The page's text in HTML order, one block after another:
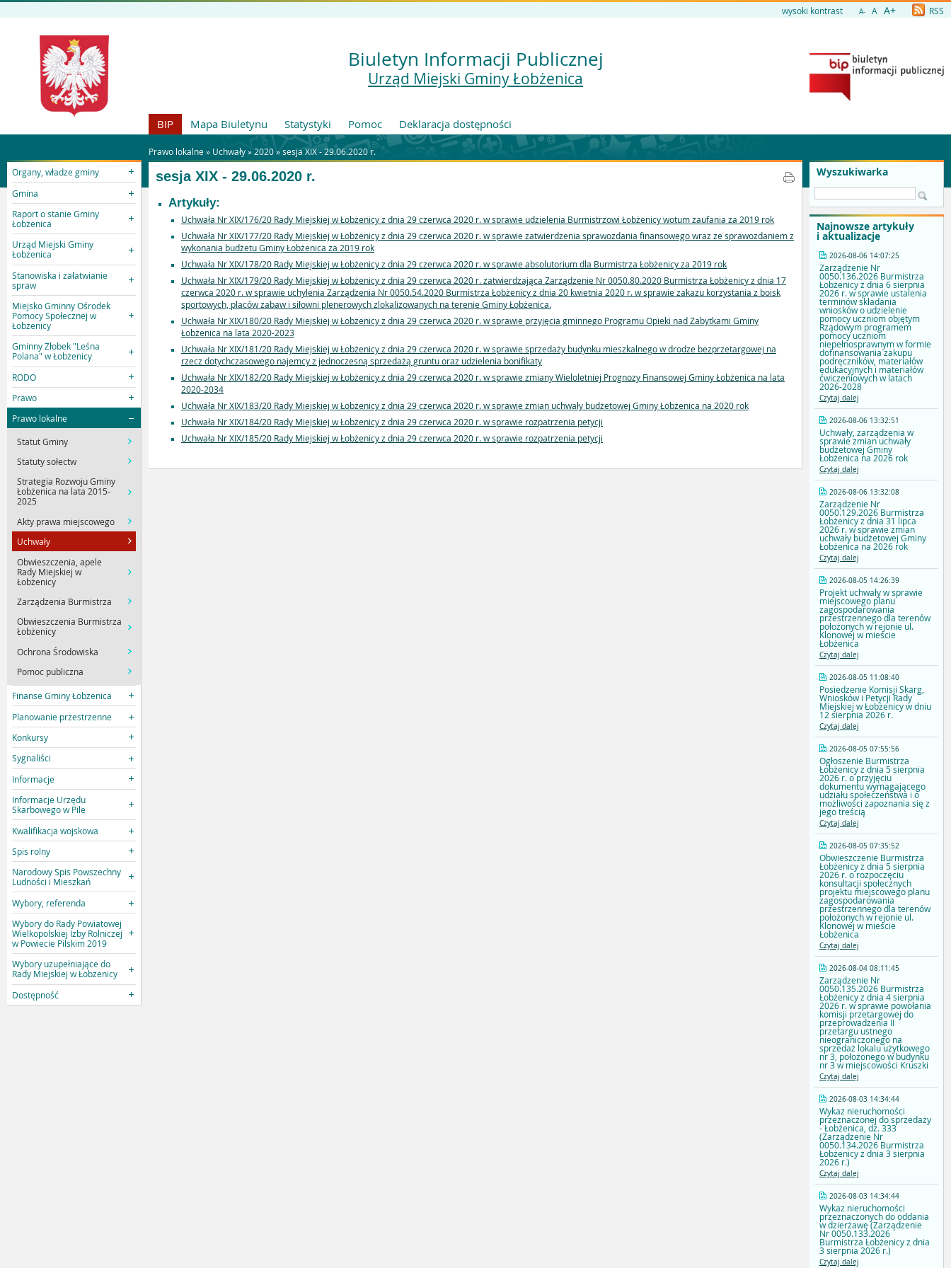
wysoki kontrast A- A A+ RSS
Biuletyn Informacji Publicznej
Urząd Miejski Gminy Łobżenica
BIP Mapa Biuletynu Statystyki Pomoc Deklaracja dostępności
Prawo lokalne » Uchwały» 2020»sesja XIX - 29.06.2020 r.
Organy, władze gminy
Gmina
Raport o stanie Gminy
Łobżenica
Urząd Miejski Gminy
Łobżenica
Stanowiska i załatwianie
spraw
Miejsko Gminny Ośrodek
Pomocy Społecznej w
Łobżenicy
Gminny Żłobek "Leśna
Polana" w Łobżenicy
RODO
Prawo
Prawo lokalne
Statut Gminy
Statuty sołectw
Strategia Rozwoju Gminy
Łobżenica na lata 2015-
2025
Akty prawa miejscowego
Uchwały
Obwieszczenia, apele
Rady Miejskiej w
Łobżenicy
Zarządzenia Burmistrza
Obwieszczenia Burmistrza
Łobżenicy
Ochrona Środowiska
Pomoc publiczna
Finanse Gminy Łobżenica
Planowanie przestrzenne
Konkursy
Sygnaliści
Informacje
Informacje Urzędu
Skarbowego w Pile
Kwalifikacja wojskowa
Spis rolny
Narodowy Spis Powszechny
Ludności i Mieszkań
Wybory, referenda
Wybory do Rady Powiatowej
Wielkopolskiej Izby Rolniczej
w Powiecie Pilskim 2019
Wybory uzupełniające do
Rady Miejskiej w Łobżenicy
Dostępność
Wyszukiwarka
Najnowsze artykuły
i aktualizacje
2026-08-06 14:07:25
Zarządzenie Nr
0050.136.2026 Burmistrza
Łobżenicy z dnia 6 sierpnia
2026 r. w sprawie ustalenia
terminów składania
wniosków o udzielenie
pomocy uczniom objętym
Rządowym programem
pomocy uczniom
niepełnosprawnym w formie
dofinansowania zakupu
podręczników, materiałów
edukacyjnych i materiałów
ćwiczeniowych w latach
2026-2028
Czytaj dalej
2026-08-06 13:32:51
Uchwały, zarządzenia w
sprawie zmian uchwały
budżetowej Gminy
Łobżenica na 2026 rok
Czytaj dalej
2026-08-06 13:32:08
Zarządzenie Nr
0050.129.2026 Burmistrza
Łobżenicy z dnia 31 lipca
2026 r. w sprawie zmian
uchwały budżetowej Gminy
Łobżenica na 2026 rok
Czytaj dalej
2026-08-05 14:26:39
Projekt uchwały w sprawie
miejscowego planu
zagospodarowania
przestrzennego dla terenów
położonych w rejonie ul.
Klonowej w mieście
Łobżenica
Czytaj dalej
2026-08-05 11:08:40
Posiedzenie Komisji Skarg,
Wniosków i Petycji Rady
Miejskiej w Łobżenicy w dniu
12 sierpnia 2026 r.
Czytaj dalej
2026-08-05 07:55:56
Ogłoszenie Burmistrza
Łobżenicy z dnia 5 sierpnia
2026 r. o przyjęciu
dokumentu wymagającego
udziału społeczeństwa i o
możliwości zapoznania się z
jego treścią
Czytaj dalej
2026-08-05 07:35:52
Obwieszczenie Burmistrza
Łobżenicy z dnia 5 sierpnia
2026 r. o rozpoczęciu
konsultacji społecznych
projektu miejscowego planu
zagospodarowania
przestrzennego dla terenów
położonych w rejonie ul.
Klonowej w mieście
Łobżenica
Czytaj dalej
2026-08-04 08:11:45
Zarządzenie Nr
0050.135.2026 Burmistrza
Łobżenicy z dnia 4 sierpnia
2026 r. w sprawie powołania
komisji przetargowej do
przeprowadzenia II
przetargu ustnego
nieograniczonego na
sprzedaż lokalu użytkowego
nr 3, położonego w budynku
nr 3 w miejscowości Kruszki
Czytaj dalej
2026-08-03 14:34:44
Wykaz nieruchomości
przeznaczonej do sprzedaży
- Łobżenica, dz. 333
(Zarządzenie Nr
0050.134.2026 Burmistrza
Łobżenicy z dnia 3 sierpnia
2026 r.)
Czytaj dalej
2026-08-03 14:34:44
Wykaz nieruchomości
przeznaczonych do oddania
w dzierżawę (Zarządzenie
Nr 0050.133.2026
Burmistrza Łobżenicy z dnia
3 sierpnia 2026 r.)
Czytaj dalej
sesja XIX - 29.06.2020 r.
Artykuły:
Uchwała Nr XIX/176/20 Rady Miejskiej w Łobżenicy z dnia 29 czerwca 2020 r. w sprawie udzielenia Burmistrzowi Łobżenicy wotum zaufania za 2019 rok
Uchwała Nr XIX/177/20 Rady Miejskiej w Łobżenicy z dnia 29 czerwca 2020 r. w sprawie zatwierdzenia sprawozdania finansowego wraz ze sprawozdaniem z
wykonania budżetu Gminy Łobżenica za 2019 rok
Uchwała Nr XIX/178/20 Rady Miejskiej w Łobżenicy z dnia 29 czerwca 2020 r. w sprawie absolutorium dla Burmistrza Łobżenicy za 2019 rok
Uchwała Nr XIX/179/20 Rady Miejskiej w Łobżenicy z dnia 29 czerwca 2020 r. zatwierdzająca Zarządzenie Nr 0050.80.2020 Burmistrza Łobżenicy z dnia 17
czerwca 2020 r. w sprawie uchylenia Zarządzenia Nr 0050.54.2020 Burmistrza Łobżenicy z dnia 20 kwietnia 2020 r. w sprawie zakazu korzystania z boisk
sportowych, placów zabaw i siłowni plenerowych zlokalizowanych na terenie Gminy Łobżenica.
Uchwała Nr XIX/180/20 Rady Miejskiej w Łobżenicy z dnia 29 czerwca 2020 r. w sprawie przyjęcia gminnego Programu Opieki nad Zabytkami Gminy
Łobżenica na lata 2020-2023
Uchwała Nr XIX/181/20 Rady Miejskiej w Łobżenicy z dnia 29 czerwca 2020 r. w sprawie sprzedaży budynku mieszkalnego w drodze bezprzetargowej na
rzecz dotychczasowego najemcy z jednoczesną sprzedażą gruntu oraz udzielenia bonifikaty
Uchwała Nr XIX/182/20 Rady Miejskiej w Łobżenicy z dnia 29 czerwca 2020 r. w sprawie zmiany Wieloletniej Prognozy Finansowej Gminy Łobżenica na lata
2020-2034
Uchwała Nr XIX/183/20 Rady Miejskiej w Łobżenicy z dnia 29 czerwca 2020 r. w sprawie zmian uchwały budżetowej Gminy Łobżenica na 2020 rok
Uchwała Nr XIX/184/20 Rady Miejskiej w Łobżenicy z dnia 29 czerwca 2020 r. w sprawie rozpatrzenia petycji
Uchwała Nr XIX/185/20 Rady Miejskiej w Łobżenicy z dnia 29 czerwca 2020 r. w sprawie rozpatrzenia petycji